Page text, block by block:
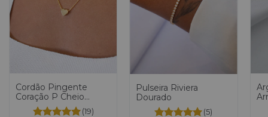
Cordão Pingente
Coração P Cheio
Dourado
(19)
Pulseira Riviera
Dourado
(5)